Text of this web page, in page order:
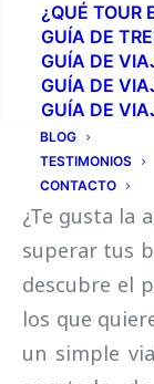
¿QUÉ TOUR
GUÍA DE
GUÍA DE
GUÍA DE
GUÍA DE
BLOG
TESTIMONIOS
CONTACTO
¿Te gusta la
superar tus
descubre el
los que
un simple